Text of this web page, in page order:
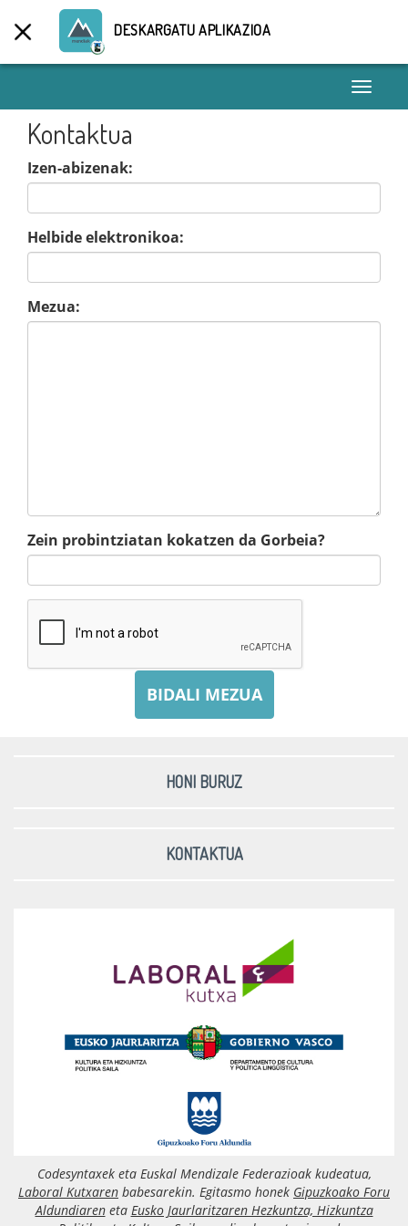
DESKARGATU APLIKAZIOA
Toggle
Kontaktua
Izen-abizenak:
Helbide elektronikoa:
Mezua:
Zein probintziatan kokatzen da Gorbeia?
BIDALI MEZUA
HONI BURUZ
KONTAKTUA
Codesyntaxek eta Euskal Mendizale Federazioak kudeatua,
Laboral Kutxaren babesarekin. Egitasmo honek Gipuzkoako Foru
Aldundiareneta Eusko Jaurlaritzaren Hezkuntza, Hizkuntza